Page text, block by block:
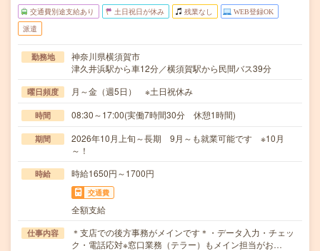
交通費別途支給あり 土日祝日が休み 残業なし WEB登録OK
派遣
勤務地
神奈川県横須賀市
津久井浜駅から車12分／横須賀駅から民間バス39分
曜日頻度 月～金（週5日） ※土日祝休み
時間 08:30～17:00(実働7時間30分 休憩1時間)
期間
2026年10月上旬～長期 9月～も就業可能です ※10月
～！
時給 時給1650円～1700円
交通費
全額支給
仕事内容
＊支店での後方事務がメインです＊・データ入力・チェッ
ク・電話応対※窓口業務（テラー）もメイン担当がお…